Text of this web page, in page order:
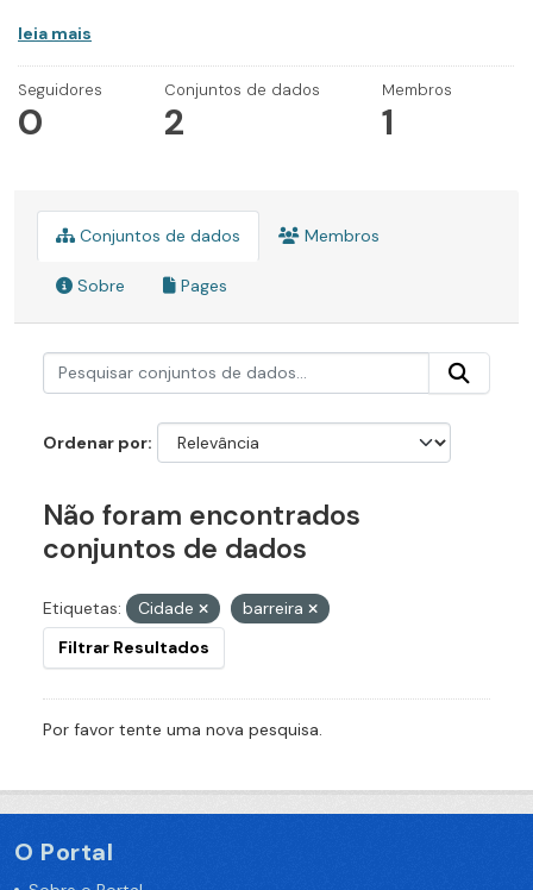
leia mais
Seguidores
0
Conjuntos de dados
2
Membros
1
Conjuntos de dados Membros
Sobre Pages
Ordenar por
Não foram encontrados
conjuntos de dados
Etiquetas: Cidade
barreira
Filtrar Resultados
Por favor tente uma nova pesquisa.
O Portal